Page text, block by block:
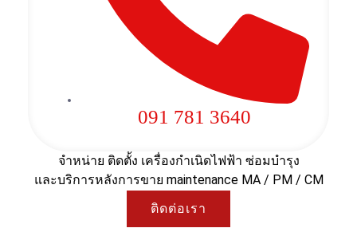
091 781 3640
จำหน่าย ติดตั้ง เครื่องกำเนิดไฟฟ้า ซ่อมบำรุง
และบริการหลังการขาย maintenance MA / PM / CM
ติดต่อเรา